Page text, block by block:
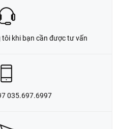
tôi khi bạn cần được tư vấn
035.697.6997